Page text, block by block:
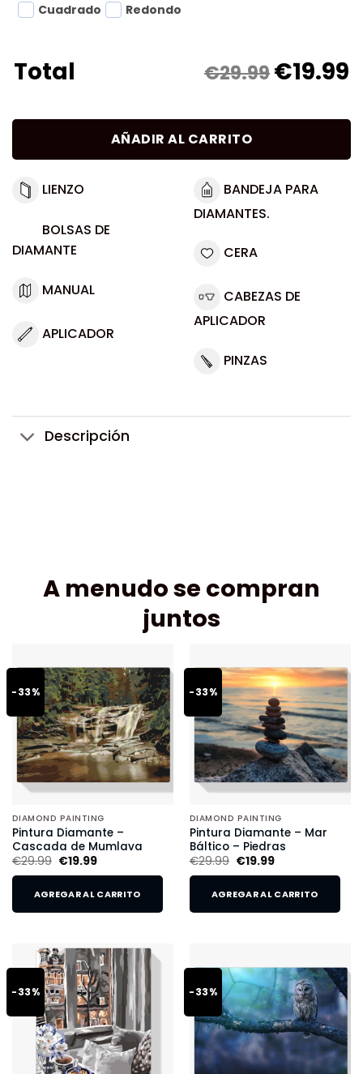
Cuadrado
Redondo
Total €29.99€19.99
AÑADIR AL CARRITO
LIENZO
BOLSAS DE
DIAMANTE
MANUAL
APLICADOR
BANDEJA PARA
DIAMANTES.
CERA
CABEZAS DE
APLICADOR
PINZAS
Descripción
A menudo se compran
juntos
-33%
DIAMOND PAINTING
Pintura Diamante –
Cascada de Mumlava
€29.99 €19.99
AGREGAR AL CARRITO
-33%
DIAMOND PAINTING
Pintura Diamante – Mar
Báltico – Piedras
€29.99 €19.99
AGREGAR AL CARRITO
-33% -33%